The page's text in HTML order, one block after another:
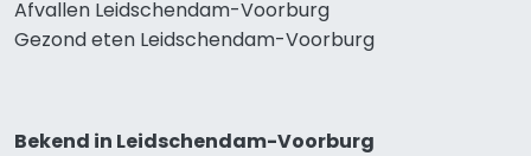
Afvallen Leidschendam-Voorburg
Gezond eten Leidschendam-Voorburg
Bekend in Leidschendam-Voorburg